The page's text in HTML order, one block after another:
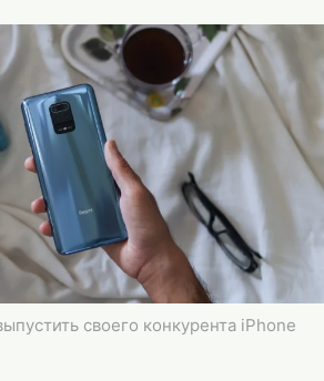
своего конкурента iPhone